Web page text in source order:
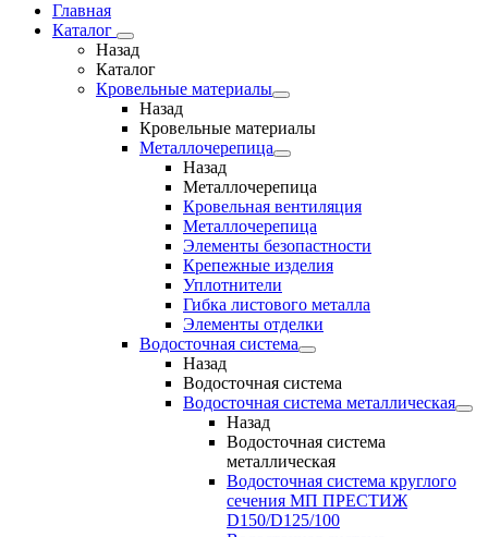
Главная
Каталог
Назад
Каталог
Кровельные материалы
Назад
Кровельные материалы
Металлочерепица
Назад
Металлочерепица
Кровельная вентиляция
Металлочерепица
Элементы безопастности
Крепежные изделия
Уплотнители
Гибка листового металла
Элементы отделки
Водосточная система
Назад
Водосточная система
Водосточная система металлическая
Назад
Водосточная система
металлическая
Водосточная система круглого
сечения МП ПРЕСТИЖ
D150/D125/100